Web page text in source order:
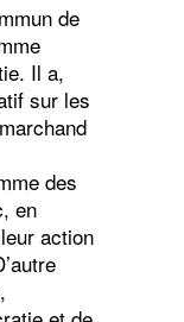
de
Il a,
sur les
des
en
action